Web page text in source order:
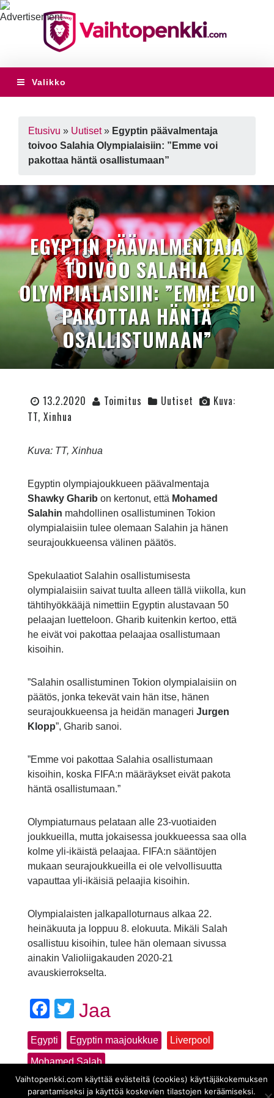
Valikko
Etusivu » Uutiset» Egyptin päävalmentaja
toivoo Salahia Olympialaisiin: ”Emme voi
pakottaa häntä osallistumaan”
EGYPTIN PÄÄVALMENTAJA
TOIVOO SALAHIA
OLYMPIALAISIIN: ”EMME VOI
PAKOTTAA HÄNTÄ
OSALLISTUMAAN”
13.2.2020 Toimitus Uutiset
Kuva:
TT, Xinhua
Kuva: TT, Xinhua
Egyptin olympiajoukkueen päävalmentaja
Shawky Gharib on kertonut, että Mohamed
Salahin mahdollinen osallistuminen Tokion
olympialaisiin tulee olemaan Salahin ja hänen
seurajoukkueensa välinen päätös.
Spekulaatiot Salahin osallistumisesta
olympialaisiin saivat tuulta alleen tällä viikolla, kun
tähtihyökkääjä nimettiin Egyptin alustavaan 50
pelaajan luetteloon. Gharib kuitenkin kertoo, että
he eivät voi pakottaa pelaajaa osallistumaan
kisoihin.
”Salahin osallistuminen Tokion olympialaisiin on
päätös, jonka tekevät vain hän itse, hänen
seurajoukkueensa ja heidän manageri Jurgen
Klopp”, Gharib sanoi.
”Emme voi pakottaa Salahia osallistumaan
kisoihin, koska FIFA:n määräykset eivät pakota
häntä osallistumaan.”
Olympiaturnaus pelataan alle 23-vuotiaiden
joukkueilla, mutta jokaisessa joukkueessa saa olla
kolme yli-ikäistä pelaajaa. FIFA:n sääntöjen
mukaan seurajoukkueilla ei ole velvollisuutta
vapauttaa yli-ikäisiä pelaajia kisoihin.
Olympialaisten jalkapalloturnaus alkaa 22.
heinäkuuta ja loppuu 8. elokuuta. Mikäli Salah
osallistuu kisoihin, tulee hän olemaan sivussa
ainakin Valioliigakauden 2020-21
avauskierrokselta.
Facebook
Twitter
Jaa
Egypti Egyptin maajoukkue Liverpool
Mohamed Salah
Vaihtopenkki.com käyttää evästeitä (cookies) käyttäjäkokemuksen
parantamiseksi ja käyttöä koskevien tilastojen keräämiseksi.